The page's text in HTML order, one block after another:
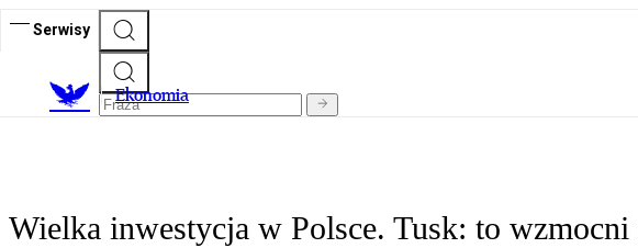
Serwisy
Ekonomia
Wielka inwestycja w Polsce. Tusk: to